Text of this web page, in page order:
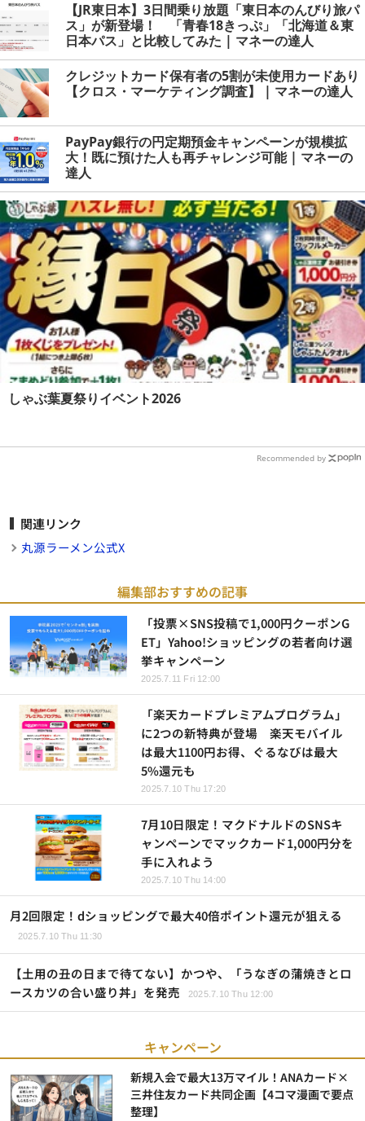
【JR東日本】3日間乗り放題「東日本のんびり旅パ
ス」が新登場！ 「青春18きっぷ」「北海道＆東
日本パス」と比較してみた | マネーの達人
クレジットカード保有者の5割が未使用カードあり
【クロス・マーケティング調査】 | マネーの達人
PayPay銀行の円定期預金キャンペーンが規模拡
大！既に預けた人も再チャレンジ可能 | マネーの
達人
しゃぶ葉夏祭りイベント2026
Recommended by
関連リンク
丸源ラーメン公式X
編集部おすすめの記事
「投票×SNS投稿で1,000円クーポンG
ET」Yahoo!ショッピングの若者向け選
挙キャンペーン
2025.7.11 Fri 12:00
「楽天カードプレミアムプログラム」
に2つの新特典が登場 楽天モバイル
は最大1100円お得、ぐるなびは最大
5%還元も
2025.7.10 Thu 17:20
7月10日限定！マクドナルドのSNSキ
ャンペーンでマックカード1,000円分を
手に入れよう
2025.7.10 Thu 14:00
月2回限定！dショッピングで最大40倍ポイント還元が狙える
2025.7.10 Thu 11:30
【土用の丑の日まで待てない】かつや、「うなぎの蒲焼きとロ
ースカツの合い盛り丼」を発売
2025.7.10 Thu 12:00
キャンペーン
新規入会で最大13万マイル！ANAカード×
三井住友カード共同企画【4コマ漫画で要点
整理】